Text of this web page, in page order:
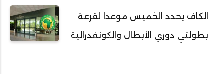
الكاف يحدد الخميس موعداً لقرعة
بطولتي دوري الأبطال والكونفدرالية